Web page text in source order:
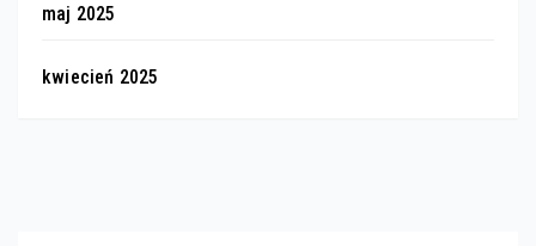
maj 2025
kwiecień 2025